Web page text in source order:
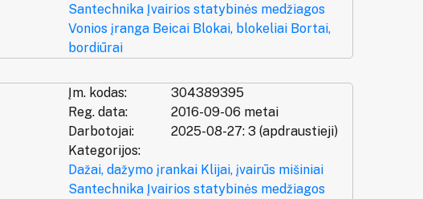
Santechnika Įvairios statybinės medžiagos
Vonios įranga Beicai Blokai, blokeliai Bortai,
bordiūrai
Įm. kodas:
304389395
Reg. data:
2016-09-06 metai
Darbotojai:
2025-08-27: 3 (apdraustieji)
Kategorijos:
Dažai, dažymo įrankai Klijai, įvairūs mišiniai
Santechnika Įvairios statybinės medžiagos